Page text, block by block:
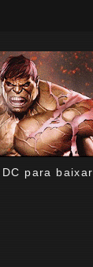
para baixar.